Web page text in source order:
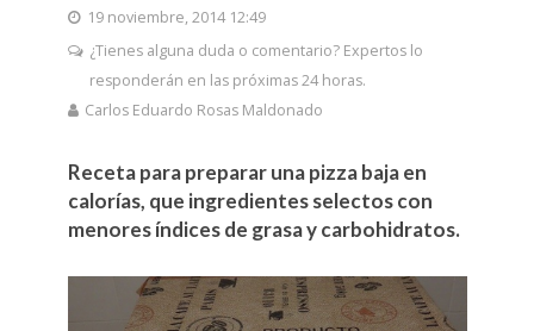
19 noviembre, 2014 12:49
¿Tienes alguna duda o comentario? Expertos lo
responderán en las próximas 24 horas.
Carlos Eduardo Rosas Maldonado
Receta para preparar una pizza baja en
calorías, que ingredientes selectos con
menores índices de grasa y carbohidratos.